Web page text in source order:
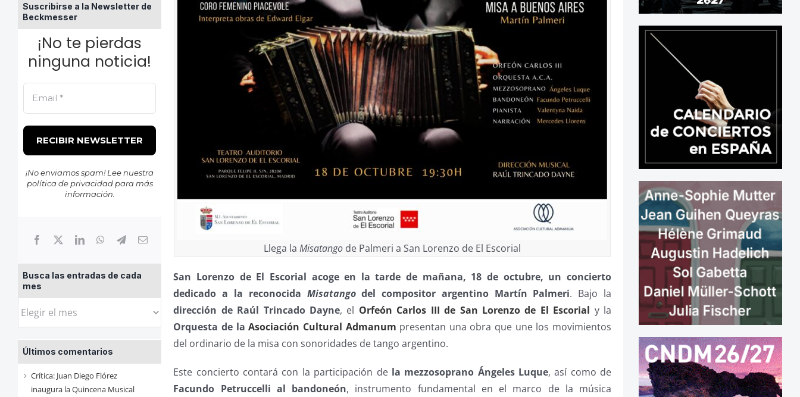
Suscribirse a la Newsletter de
Beckmesser
¡No te pierdas
ninguna noticia!
¡No enviamos spam! Lee nuestra
política de privacidadpara más
información.
Busca las entradas de cada
mes
Busca
entradas
de
cada
mes
Últimos comentarios
Crítica: Juan Diego Flórez
inaugura la Quincena Musical
Llega laMisatango de Palmeri a San Lorenzo de El Escorial
San Lorenzo de El Escorial acoge en la tarde de mañana, 18 de octubre, un concierto
dedicado a la reconocida Misatangodel compositor argentino Martín Palmeri. Bajo la
dirección de Raúl Trincado Dayne, el Orfeón Carlos III de San Lorenzo de El Escorial y la
Orquesta de laAsociación Cultural Admanum presentan una obra que une los movimientos
del ordinario de la misa con sonoridades de tango argentino.
Este concierto contará con la participación de la mezzosoprano Ángeles Luque, así como de
Facundo Petruccelli al bandoneón, instrumento fundamental en el marco de la música